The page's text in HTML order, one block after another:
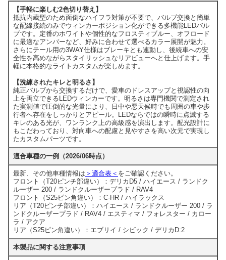
【手軽に楽しむ2色切り替え】
抵抗内蔵型のため面倒なハイフラ対策が不要で、バルブ交換と簡単
な配線接続のみでウィンカーポジション化ができる多機能LEDバル
ブです。定番のホワイトや個性的なフロスティブルー、オフロード
に最適なアンバーなど、好みに合わせて選べるカラー展開が魅力。
さらにテール用の3WAY仕様はブレーキとも連動し、後続車への安
全性を高めながらスタイリッシュなリアビューへと仕上げます。手
軽に本格的なライトカスタムが楽しめます。
【洗練されたキレと明るさ】
純正バルブから交換するだけで、愛車のドレスアップと視認性の向
上を両立できるLEDウィンカーです。明るさは専門機関で測定され
た実測値で圧倒的な光量により、日中や悪天候時でも周囲の車や歩
行者へ存在をしっかりとアピール。LEDならではの瞬時に点滅する
キレのある光が、ワンランク上の高級感を演出します。配光設計に
もこだわっており、対向車への配慮と見やすさを高い次元で実現し
たカスタムパーツです。
適合車種の一例（2026/06時点）
最新、その他車種情報は ＞適合表＜ をご確認ください。
フロント（T20ピンチ部違い）：デリカD5 / ハイエース / ランドク
ルーザー 200 / ランドクルーザープラド / RAV4
フロント（S25ピン角違い）：C-HR / ハイラックス
リア（T20ピンチ部違い）：ハイエース / ランドクルーザー 200 / ラ
ンドクルーザープラド / RAV4 / エスティマ / フォレスター / カロー
ラ / アクア
リア（S25ピン角違い）：エブリイ / シビック / デリカD:2
本製品に関する注意事項